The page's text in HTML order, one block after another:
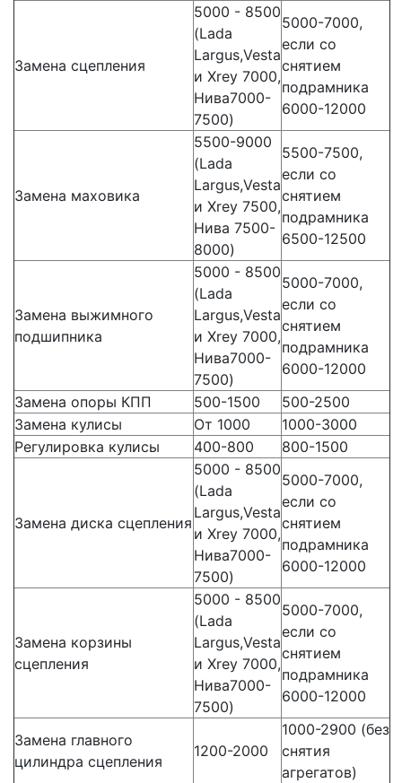
Замена сцепления
5000 - 8500
(Lada
Largus,Vesta
и Xrey 7000,
Нива7000-
7500)
5000-7000,
если со
снятием
подрамника
6000-12000
Замена маховика
5500-9000
(Lada
Largus,Vesta
и Xrey 7500,
Нива 7500-
8000)
5500-7500,
если со
снятием
подрамника
6500-12500
Замена выжимного
подшипника
5000 - 8500
(Lada
Largus,Vesta
и Xrey 7000,
Нива7000-
7500)
5000-7000,
если со
снятием
подрамника
6000-12000
Замена опоры КПП
500-1500
500-2500
Замена кулисы
От 1000
1000-3000
Регулировка кулисы
400-800 800-1500
Замена диска сцепления
5000 - 8500
(Lada
Largus,Vesta
и Xrey 7000,
Нива7000-
7500)
5000-7000,
если со
снятием
подрамника
6000-12000
Замена корзины
сцепления
5000 - 8500
(Lada
Largus,Vesta
и Xrey 7000,
Нива7000-
7500)
5000-7000,
если со
снятием
подрамника
6000-12000
Замена главного
цилиндра сцепления
1200-2000
1000-2900 (без
снятия
агрегатов)